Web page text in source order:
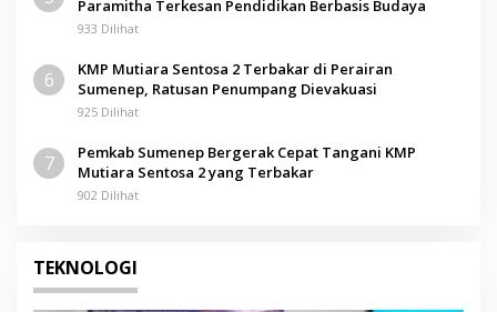
Paramitha Terkesan Pendidikan Berbasis Budaya
933 Dilihat
6
KMP Mutiara Sentosa 2 Terbakar di Perairan
Sumenep, Ratusan Penumpang Dievakuasi
925 Dilihat
7
Pemkab Sumenep Bergerak Cepat Tangani KMP
Mutiara Sentosa 2 yang Terbakar
902 Dilihat
TEKNOLOGI